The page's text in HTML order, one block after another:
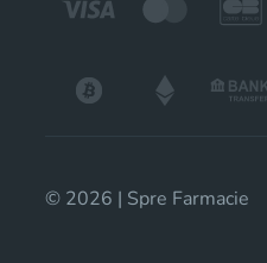
© 2026 | Spre Farmacie